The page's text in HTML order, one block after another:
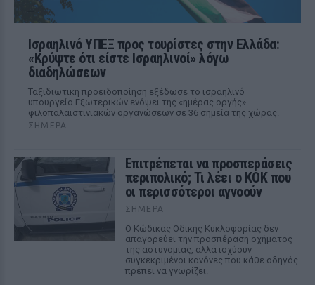
Ισραηλινό ΥΠΕΞ προς τουρίστες στην Ελλάδα:
«Κρύψτε ότι είστε Ισραηλινοί» λόγω
διαδηλώσεων
Ταξιδιωτική προειδοποίηση εξέδωσε το ισραηλινό
υπουργείο Εξωτερικών ενόψει της «ημέρας οργής»
φιλοπαλαιστινιακών οργανώσεων σε 36 σημεία της χώρας.
ΣΉΜΕΡΑ
Επιτρέπεται να προσπεράσεις
περιπολικό; Τι λέει ο ΚΟΚ που
οι περισσότεροι αγνοούν
ΣΉΜΕΡΑ
Ο Κώδικας Οδικής Κυκλοφορίας δεν
απαγορεύει την προσπέραση οχήματος
της αστυνομίας, αλλά ισχύουν
συγκεκριμένοι κανόνες που κάθε οδηγός
πρέπει να γνωρίζει.